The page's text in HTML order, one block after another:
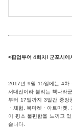
<팝업투어 4회차! 군포시에
2017년 9월 15일에는 4차
서대전이라 불리는 책나라
부터 17일까지 3일간 중앙
ㆍ체험, 북마켓ㆍ아트마켓
이 평소 불편함을 느끼고
습니다.